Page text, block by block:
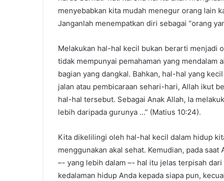
menyebabkan kita mudah menegur orang lain
Janganlah menempatkan diri sebagai “orang
Melakukan hal-hal kecil bukan berarti menjadi
tidak mempunyai pemahaman yang
bagian yang dangkal. Bahkan, hal-hal yang
jalan atau pembicaraan sehari-hari, Allah ikut
hal-hal tersebut. Sebagai Anak Allah, Ia
lebih daripada gurunya …” (Matius 10:24).
Kita dikelilingi oleh hal-hal kecil dalam hidup
menggunakan akal sehat. Kemudian, pada
–- yang lebih dalam –- hal itu jelas terpisah
kedalaman hidup Anda kepada siapa pun,